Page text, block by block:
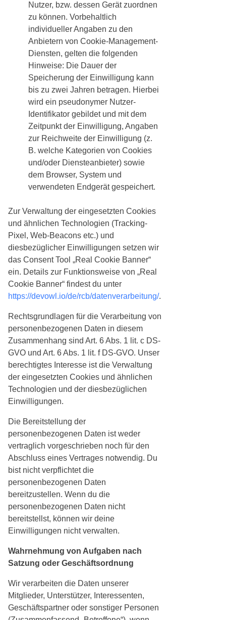
Nutzer, bzw. dessen Gerät zuordnen
zu können. Vorbehaltlich
individueller Angaben zu den
Anbietern von Cookie-Management-
Diensten, gelten die folgenden
Hinweise: Die Dauer der
Speicherung der Einwilligung kann
bis zu zwei Jahren betragen. Hierbei
wird ein pseudonymer Nutzer-
Identifikator gebildet und mit dem
Zeitpunkt der Einwilligung, Angaben
zur Reichweite der Einwilligung (z.
B. welche Kategorien von Cookies
und/oder Diensteanbieter) sowie
dem Browser, System und
verwendeten Endgerät gespeichert.
Zur Verwaltung der eingesetzten Cookies
und ähnlichen Technologien (Tracking-
Pixel, Web-Beacons etc.) und
diesbezüglicher Einwilligungen setzen wir
das Consent Tool „Real Cookie Banner“
ein. Details zur Funktionsweise von „Real
Cookie Banner“ findest du unter
https://devowl.io/de/rcb/datenverarbeitung/.
Rechtsgrundlagen für die Verarbeitung von
personenbezogenen Daten in diesem
Zusammenhang sind Art. 6 Abs. 1 lit. c DS-
GVO und Art. 6 Abs. 1 lit. f DS-GVO. Unser
berechtigtes Interesse ist die Verwaltung
der eingesetzten Cookies und ähnlichen
Technologien und der diesbezüglichen
Einwilligungen.
Die Bereitstellung der
personenbezogenen Daten ist weder
vertraglich vorgeschrieben noch für den
Abschluss eines Vertrages notwendig. Du
bist nicht verpflichtet die
personenbezogenen Daten
bereitzustellen. Wenn du die
personenbezogenen Daten nicht
bereitstellst, können wir deine
Einwilligungen nicht verwalten.
Wahrnehmung von Aufgaben nach
Satzung oder Geschäftsordnung
Wir verarbeiten die Daten unserer
Mitglieder, Unterstützer, Interessenten,
Geschäftspartner oder sonstiger Personen